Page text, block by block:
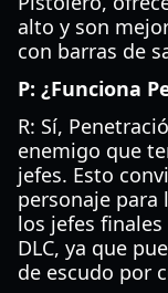
alto y son
con barras de
P: ¿Funciona
R: Sí,
enemigo que
jefes. Esto
personaje para
los jefes
DLC, ya que
de escudo por